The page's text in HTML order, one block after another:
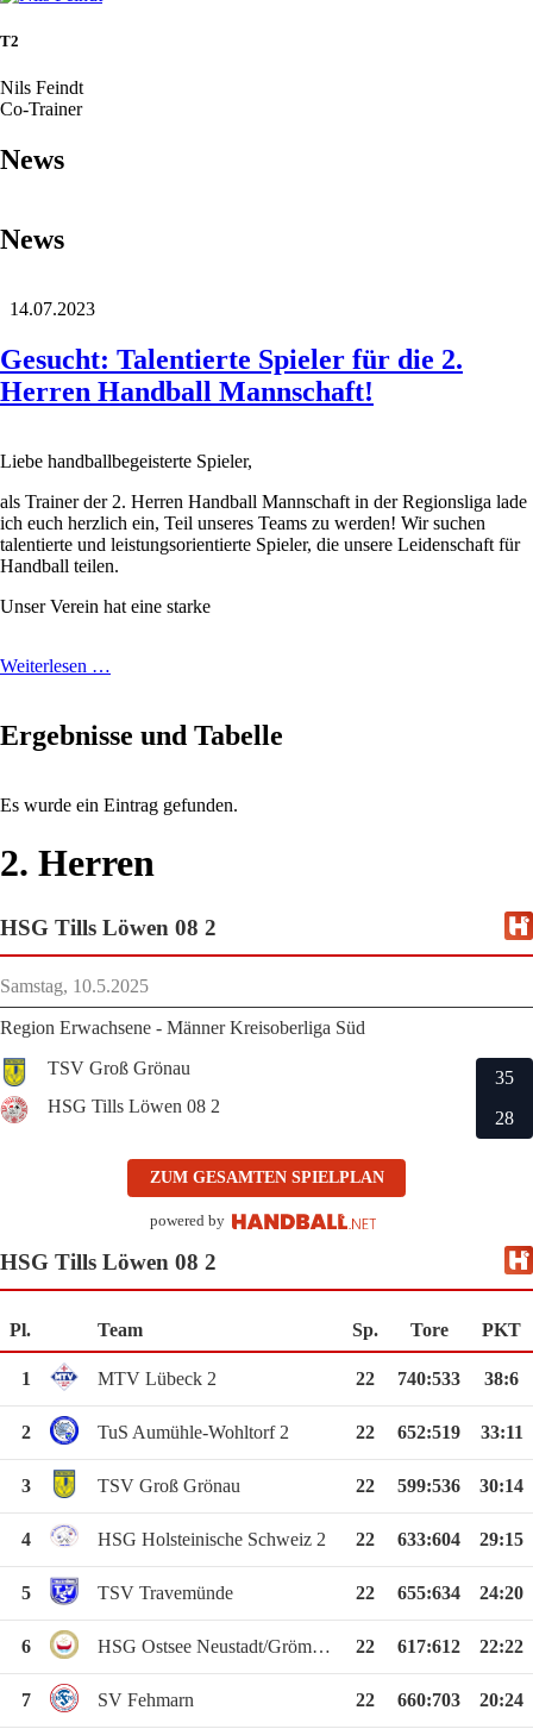
T2
Nils Feindt
Co-Trainer
News
News
14.07.2023
Gesucht: Talentierte Spieler für die 2.
Herren Handball Mannschaft!
Liebe handballbegeisterte Spieler,
als Trainer der 2. Herren Handball Mannschaft in der Regionsliga lade
ich euch herzlich ein, Teil unseres Teams zu werden! Wir suchen
talentierte und leistungsorientierte Spieler, die unsere Leidenschaft für
Handball teilen.
Unser Verein hat eine starke
Weiterlesen …
für
die
Handball
Ergebnisse und Tabelle
Es wurde ein Eintrag gefunden.
2. Herren
HSG Tills Löwen 08 2
Samstag, 10.5.2025
Region Erwachsene - Männer Kreisoberliga Süd
TSV Groß Grönau
HSG Tills Löwen 08 2
35
28
ZUM GESAMTEN SPIELPLAN
powered by
HSG Tills Löwen 08 2
Pl. Team Sp. Tore PKT
1 MTV Lübeck 2 22 740:533 38:6
2 TuS Aumühle-Wohltorf 2 22 652:519 33:11
3 TSV Groß Grönau 22 599:536 30:14
4 HSG Holsteinische Schweiz 2 22 633:604 29:15
5 TSV Travemünde 22 655:634 24:20
6 HSG Ostsee Neustadt/Grömitz 2 22 617:612 22:22
7 SV Fehmarn 22 660:703 20:24